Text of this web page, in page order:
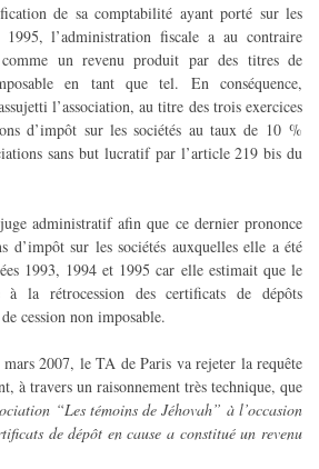
de sa comptabilité ayant porté sur les
l’administration fiscale a au contraire
un revenu produit par des titres de
en tant que tel. En conséquence,
l’association, au titre des trois exercices
d’impôt sur les sociétés au taux de 10 %
sans but lucratif par l’article 219 bis du
administratif afin que ce dernier prononce
d’impôt sur les sociétés auxquelles elle a été
1993, 1994 et 1995 car elle estimait que le
à la rétrocession des certificats de dépôts
cession non imposable.
2007, le TA de Paris va rejeter la requête
à travers un raisonnement très technique, que
“Les témoins de Jéhovah” à l’occasion
de dépôt en cause a constitué un revenu